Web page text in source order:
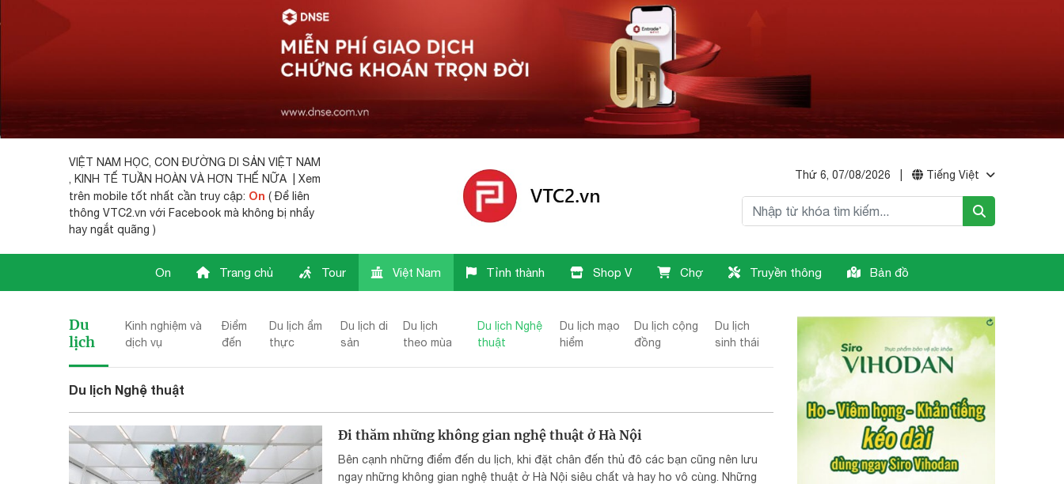
VIỆT NAM HỌC, CON ĐƯỜNG DI SẢN VIỆT NAM
, KINH TẾ TUẦN HOÀN VÀ HƠN THẾ NỮA | Xem
trên mobile tốt nhất cần truy cập: On ( Để liên
thông VTC2.vn với Facebook mà không bị nhẩy
hay ngắt quãng )
Thứ 6, 07/08/2026 Tiếng Việt
On Trang chủ Tour Việt Nam Tỉnh thành Shop V Chợ Truyền thông Bản đồ
Du
lịch
Kinh nghiệm và
dịch vụ
Điểm
đến
Du lịch ẩm
thực
Du lịch di
sản
Du lịch
theo mùa
Du lịch Nghệ
thuật
Du lịch mạo
hiểm
Du lịch cộng
đồng
Du lịch
sinh thái
Du lịch Nghệ thuật
Đi thăm những không gian nghệ thuật ở Hà Nội
Bên cạnh những điểm đến du lịch, khi đặt chân đến thủ đô các bạn cũng nên lưu
ngay những không gian nghệ thuật ở Hà Nội siêu chất và hay ho vô cùng. Những